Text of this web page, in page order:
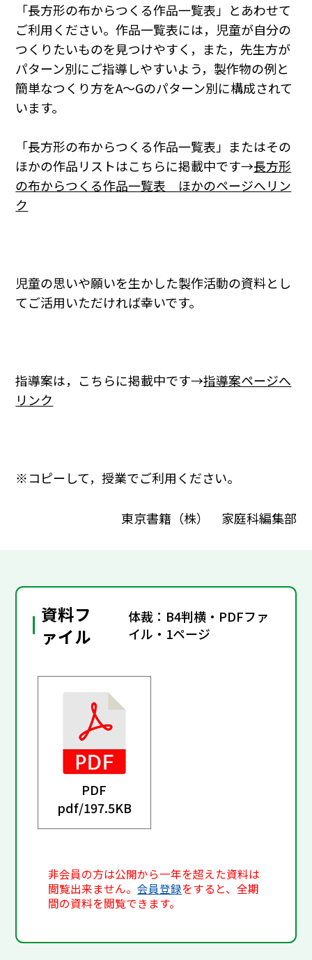
「長方形の布からつくる作品一覧表」とあわせて
ご利用ください。作品一覧表には，児童が自分の
つくりたいものを見つけやすく，また，先生方が
パターン別にご指導しやすいよう，製作物の例と
簡単なつくり方をA～Gのパターン別に構成されて
います。
「長方形の布からつくる作品一覧表」またはその
ほかの作品リストはこちらに掲載中です→長方形
の布からつくる作品一覧表 ほかのページへリン
ク
児童の思いや願いを生かした製作活動の資料とし
てご活用いただければ幸いです。
指導案は，こちらに掲載中です→指導案ページへ
リンク
※コピーして，授業でご利用ください。
東京書籍（株） 家庭科編集部
資料フ
ァイル
体裁：B4判横・PDFファ
イル・1ページ
PDF
pdf/197.5KB
非会員の方は公開から一年を超えた資料は
閲覧出来ません。会員登録をすると、全期
間の資料を閲覧できます。